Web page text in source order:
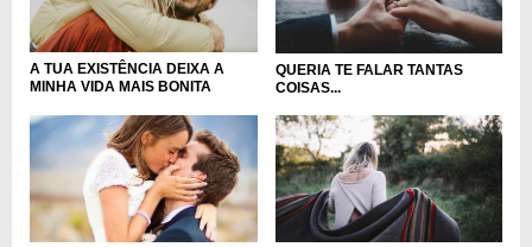
A TUA EXISTÊNCIA DEIXA A
MINHA VIDA MAIS BONITA
QUERIA TE FALAR TANTAS
COISAS...